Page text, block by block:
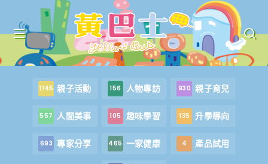
1145 親子活動 156 人物專訪 930 親子育兒
557 人間美事 105 趣味學習 135 升學導向
693 專家分享 465 一家健康 4 產品試用